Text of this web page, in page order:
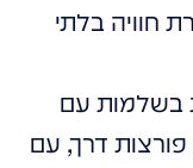
חוויה בלתי
בשלמות עם
הסביבה, עם יכולות Mix Reality פורצות דרך, עם